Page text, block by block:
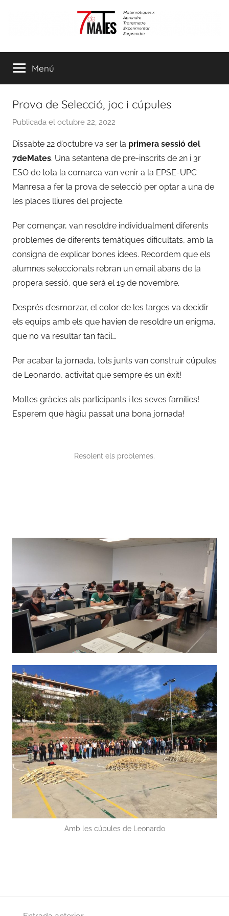
7demates
aprendre,
transmetre,
sorprendre
Menú
Prova de Selecció, joc i cúpules
Publicada el octubre 22, 2022
r
a
d
m
i
Dissabte 22 d’octubre va ser la primera sessió del
7deMates. Una setantena de pre-inscrits de 2n i 3r
ESO de tota la comarca van venir a la EPSE-UPC
Manresa a fer la prova de selecció per optar a una de
les places lliures del projecte.
Per començar, van resoldre individualment diferents
problemes de diferents temàtiques dificultats, amb la
consigna de explicar bones idees. Recordem que els
alumnes seleccionats rebran un email abans de la
propera sessió, que serà el 19 de novembre.
Després d’esmorzar, el color de les targes va decidir
els equips amb els que havien de resoldre un enigma,
que no va resultar tan fàcil…
Per acabar la jornada, tots junts van construir cúpules
de Leonardo, activitat que sempre és un èxit!
Moltes gràcies als participants i les seves famílies!
Esperem que hàgiu passat una bona jornada!
Resolent els problemes.
Amb les cúpules de Leonardo